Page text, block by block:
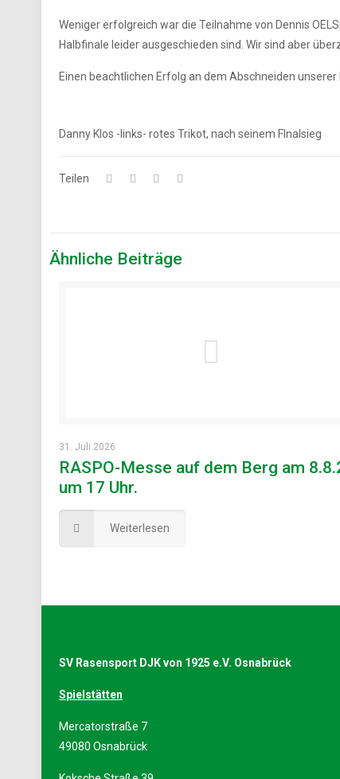
Weniger erfolgreich war die Teilnahme von Dennis
Halbfinale leider ausgeschieden sind. Wir sind aber
Einen beachtlichen Erfolg an dem Abschneiden
Danny Klos -links- rotes Trikot, nach seinem FInalsieg
Teilen
Ähnliche Beiträge
31. Juli 2026
RASPO-Messe auf dem Berg am
um 17 Uhr.
Weiterlesen
SV Rasensport DJK von 1925 e.V. Osnabrück
Spielstätten
Mercatorstraße 7
49080 Osnabrück